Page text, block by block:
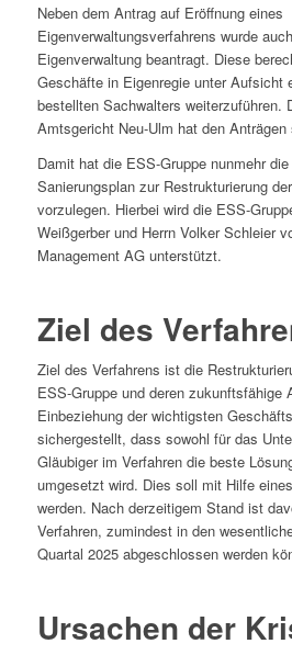
Neben dem Antrag auf Eröffnung eines
Eigenverwaltungsverfahrens wurde
Eigenverwaltung beantragt. Diese
Geschäfte in Eigenregie unter Aufsicht
bestellten Sachwalters weiterzuführen.
Amtsgericht Neu-Ulm hat den Anträgen
Damit hat die ESS-Gruppe nunmehr
Sanierungsplan zur Restrukturierung
vorzulegen. Hierbei wird die ESS-
Weißgerber und Herrn Volker Schleier
Management AG unterstützt.
Ziel des
Ziel des Verfahrens ist die
ESS-Gruppe und deren zukunftsfähige
Einbeziehung der wichtigsten
sichergestellt, dass sowohl für das
Gläubiger im Verfahren die beste
umgesetzt wird. Dies soll mit Hilfe
werden. Nach derzeitigem Stand ist
Verfahren, zumindest in den
Quartal 2025 abgeschlossen werden
Ursachen der